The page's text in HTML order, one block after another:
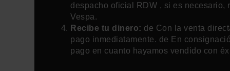
despacho oficial RDW , si es necesario,
Vespa.
Recibe tu dinero: de Con la venta
pago inmediatamente. de En
pago en cuanto hayamos vendido con